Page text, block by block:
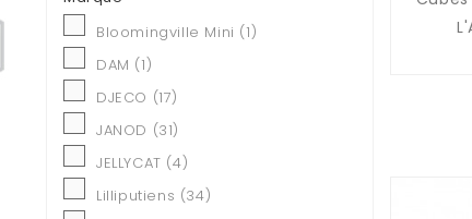
Bloomingville Mini (1)
DAM (1)
DJECO (17)
JANOD (31)
JELLYCAT (4)
Lilliputiens (34)